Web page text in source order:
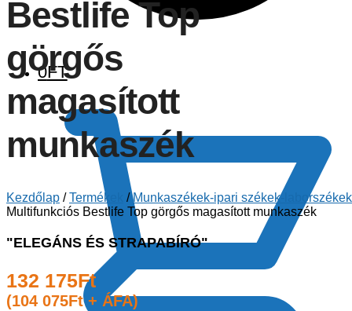
0FT
Bestlife Top
görgős
magasított
munkaszék
Kezdőlap /Termékek /Munkaszékek-ipari székek-laborszékek
Multifunkciós Bestlife Top görgős magasított munkaszék
"ELEGÁNS ÉS STRAPABÍRÓ"
132 175Ft
(104 075Ft+ ÁFA)